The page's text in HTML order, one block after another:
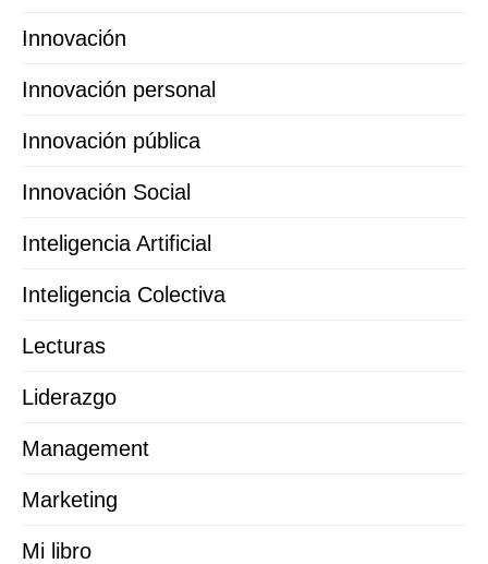
Innovación
Innovación personal
Innovación pública
Innovación Social
Inteligencia Artificial
Inteligencia Colectiva
Lecturas
Liderazgo
Management
Marketing
Mi libro